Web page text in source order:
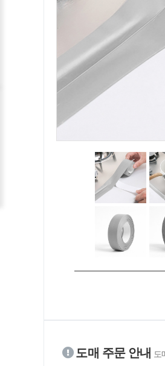
도매 주문 안내 도